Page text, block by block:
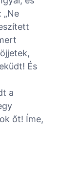
„Ne
És
a
őt! Íme,